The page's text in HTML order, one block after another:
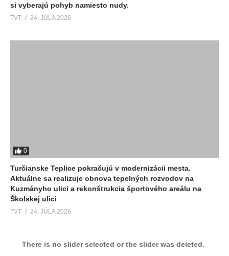
si vyberajú pohyb namiesto nudy.
TVT 24. JÚLA 2026
0
Turčianske Teplice pokračujú v modernizácii mesta.
Aktuálne sa realizuje obnova tepelných rozvodov na
Kuzmányho ulici a rekonštrukcia športového areálu na
Školskej ulici
TVT 24. JÚLA 2026
There is no slider selected or the slider was deleted.